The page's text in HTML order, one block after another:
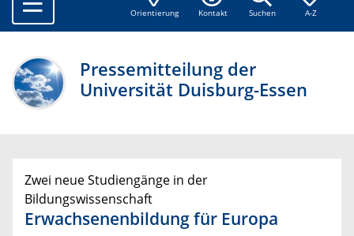
Orientierung Kontakt Suchen A-Z
Pressemitteilung der
Universität Duisburg-Essen
Zwei neue Studiengänge in der
Bildungswissenschaft
Erwachsenenbildung für Europa